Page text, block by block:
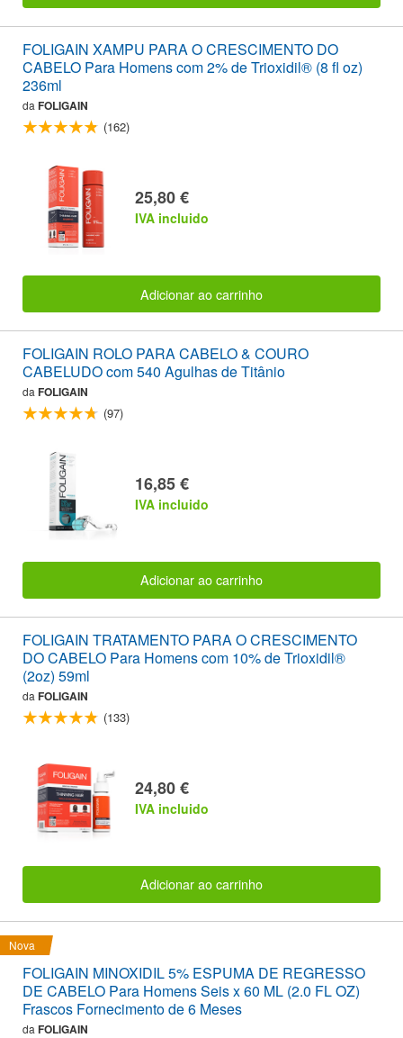
FOLIGAIN XAMPU PARA O CRESCIMENTO DO
CABELO Para Homens com 2% de Trioxidil® (8 fl oz)
236ml
da FOLIGAIN
(162)
25,80 €
IVA incluido
Adicionar ao carrinho
FOLIGAIN ROLO PARA CABELO & COURO
CABELUDO com 540 Agulhas de Titânio
da FOLIGAIN
(97)
16,85 €
IVA incluido
Adicionar ao carrinho
FOLIGAIN TRATAMENTO PARA O CRESCIMENTO
DO CABELO Para Homens com 10% de Trioxidil®
(2oz) 59ml
da FOLIGAIN
(133)
24,80 €
IVA incluido
Adicionar ao carrinho
Nova
FOLIGAIN MINOXIDIL 5% ESPUMA DE REGRESSO
DE CABELO Para Homens Seis x 60 ML (2.0 FL OZ)
Frascos Fornecimento de 6 Meses
da FOLIGAIN